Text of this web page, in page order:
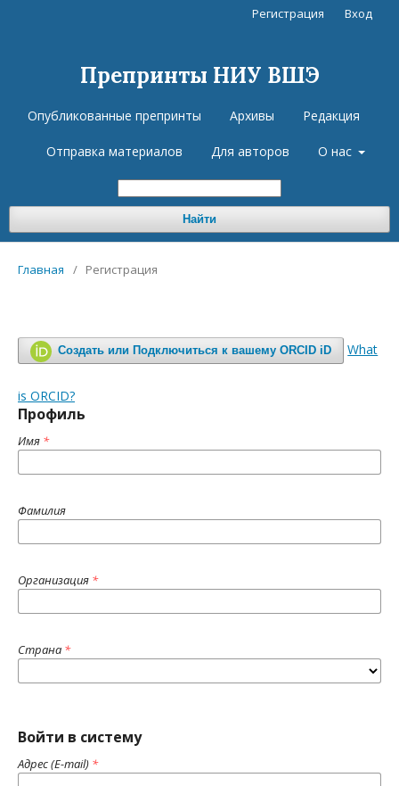
Препринты НИУ ВШЭ
Опубликованные препринты Архивы Редакция
Отправка материалов Для авторов О нас
Найти
Регистрация Вход
Главная / Регистрация
Создать или Подключиться к вашему ORCID iD What
is ORCID?
Профиль
Имя *
Фамилия
Организация *
Страна *
Войти в систему
Адрес (E-mail) *